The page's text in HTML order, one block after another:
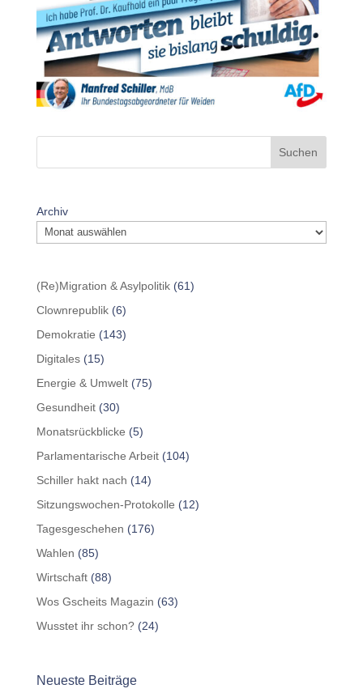
Suchen
Archiv
(Re)Migration & Asylpolitik(61)
Clownrepublik(6)
Demokratie (143)
Digitales(15)
Energie & Umwelt(75)
Gesundheit(30)
Monatsrückblicke (5)
Parlamentarische Arbeit(104)
Schiller hakt nach (14)
Sitzungswochen-Protokolle (12)
Tagesgeschehen (176)
Wahlen (85)
Wirtschaft(88)
Wos Gscheits Magazin (63)
Wusstet ihr schon?(24)
Neueste Beiträge